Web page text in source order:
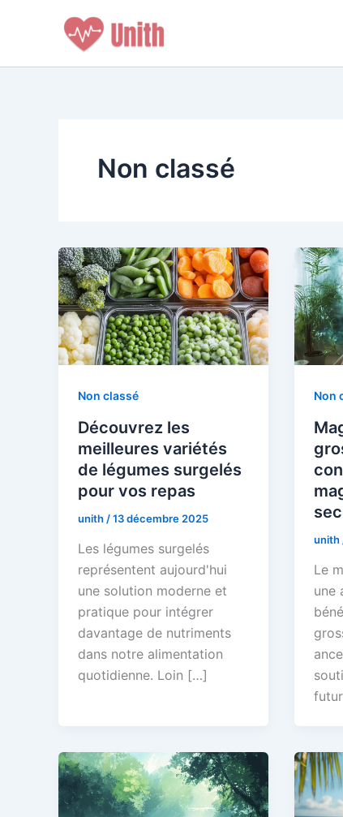
Non classé
Non classé
Découvrez les
meilleures variétés
de légumes surgelés
pour vos repas
unith /13 décembre 2025
Les légumes surgelés
représentent aujourd'hui
une solution moderne et
pratique pour intégrer
davantage de nutriments
dans notre alimentation
quotidienne. Loin […]
Non
unith
Le
une